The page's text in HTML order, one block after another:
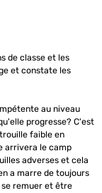
de classe et les
et constate les
au niveau
progresse? C'est
faible en
arrivera le camp
adverses et cela
a marre de toujours
remuer et être